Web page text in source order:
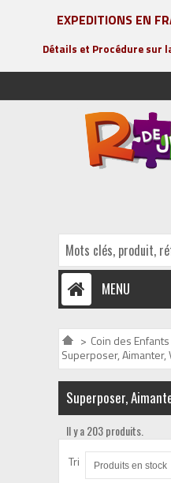
EXPEDITIONS EN
Détails et Procédure sur
MENU
> Coin des Enfants
Superposer, Aimanter,
Superposer,
Il y a 203 produits.
Tri